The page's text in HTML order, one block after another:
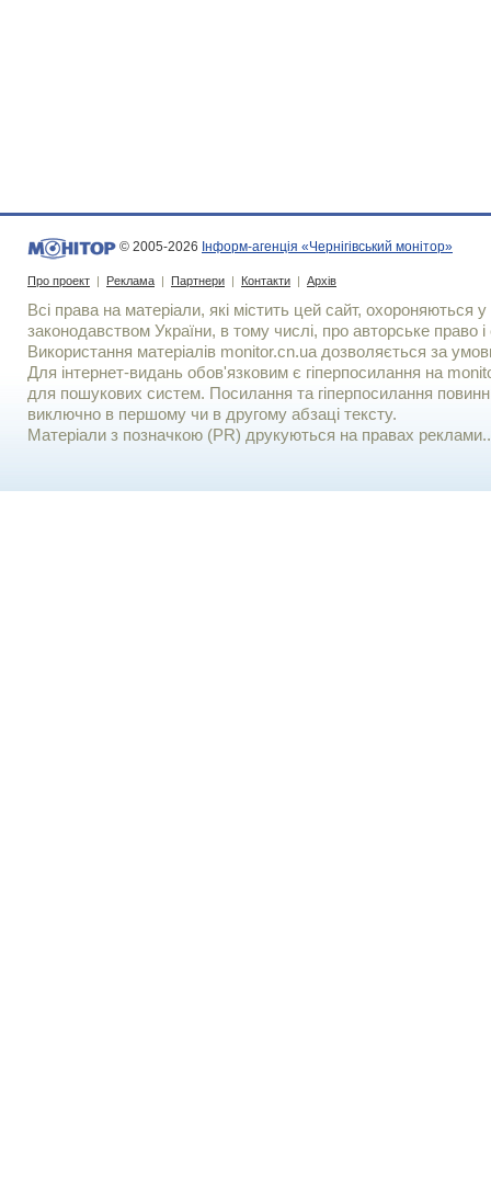
© 2005-2026 Інформ-агенція «Чернігівський монітор»
Про проект | Реклама | Партнери | Контакти | Архів
Всі права на матеріали, які містить цей сайт, охороняються у
законодавством України, в тому числі, про авторське право і
Використання матерiалiв monitor.cn.ua дозволяється за
Для iнтернет-видань обов'язковим є гiперпосилання на
для пошукових систем. Посилання та гіперпосилання
виключно в першому чи в другому абзаці тексту.
Матеріали з позначкою (PR) друкуються на правах реклами..